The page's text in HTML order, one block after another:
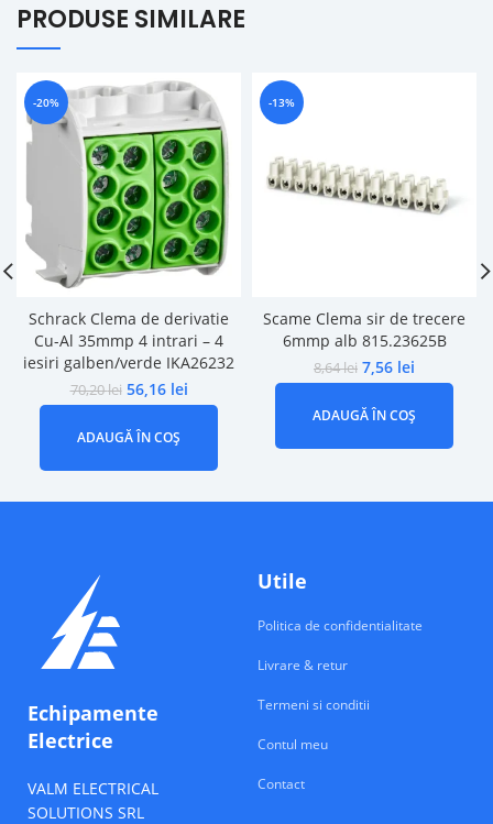
PRODUSE SIMILARE
-20%
Schrack Clema de derivatie
Cu-Al 35mmp 4 intrari – 4
iesiri galben/verde IKA26232
70,20lei 56,16 lei
ADAUGĂ ÎN COȘ
-13%
Scame Clema sir de trecere
6mmp alb 815.23625B
8,64lei 7,56 lei
ADAUGĂ ÎN COȘ
Echipamente
Electrice
VALM ELECTRICAL
SOLUTIONS SRL
Utile
Politica de confidentialitate
Livrare & retur
Termeni si conditii
Contul meu
Contact